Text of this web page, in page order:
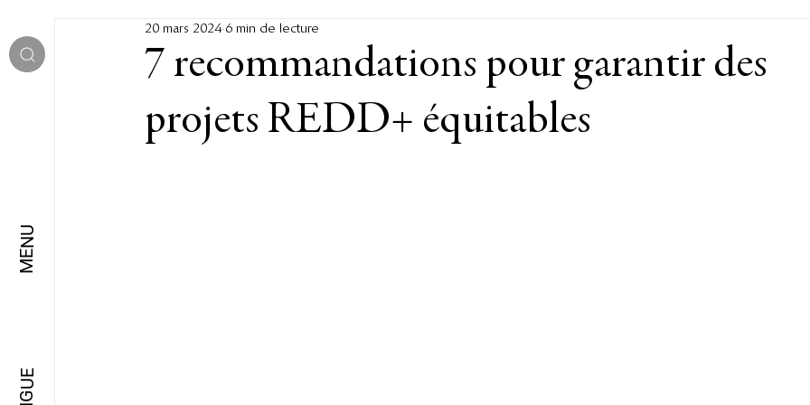
MENU
7 recommandations pour garantir des
projets REDD+ équitables
20 mars 2024 6 min de lecture